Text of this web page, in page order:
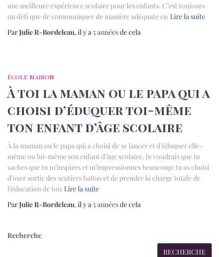
une meilleure expérience scolaire pour les enfants. C’est toujours
un défi que de communiquer de manière adéquate en Lire la suite
ParJulie R-Bordeleau, il y a 5 annéesde cela
ÉCOLE MAISON
À toi la maman ou le papa qui a
choisi d’éduquer toi-même
ton enfant d’âge scolaire
À la maman ou le papa qui a choisi de se lancer et d’éduquer elle-
même ou lui-même son enfant d’âge scolaire, Je voudrais que tu
saches que tu m’inspires et m’impressionnes beaucoup: tu as choisi
d’oser sortir des sentiers battus et de prendre la charge totale de
l’éducation de ton Lire la suite
ParJulie R-Bordeleau, il y a 5 annéesde cela
Recherche
RECHERCHE